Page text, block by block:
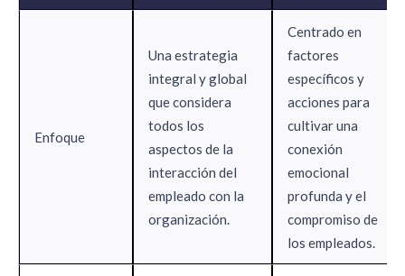
Enfoque
Una estrategia
integral y global
que considera
todos los
aspectos de la
interacción del
empleado con la
organización.
Centrado en
factores
específicos y
acciones para
cultivar una
conexión
emocional
profunda y el
compromiso de
los empleados.